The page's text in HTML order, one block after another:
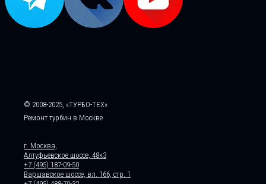
© 2008-2025, «ТУРБО-ТЕХ»
Ремонт турбин в Москве
г. Москва,
Алтуфьевское шоссе, 48к3
+7 (495) 187-09-50
Варшавское шоссе, вл. 166, стр. 1